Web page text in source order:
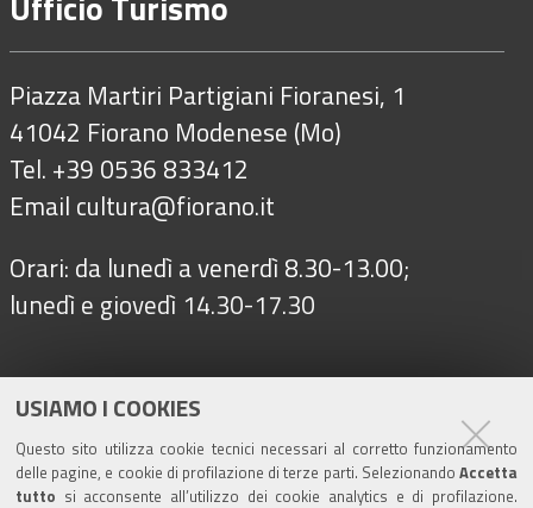
USIAMO I COOKIES
Questo sito utilizza cookie tecnici necessari al corretto funzionamento
delle pagine, e cookie di profilazione di terze parti. Selezionando Accetta
tutto si acconsente all’utilizzo dei cookie analytics e di profilazione.
Piazza Martiri Partigiani Fioranesi, 1
41042 Fiorano Modenese (Mo)
Tel. +39 0536 833412
Email cultura@fiorano.it
Orari: da lunedì a venerdì 8.30-13.00;
lunedì e giovedì 14.30-17.30
Seguici su
Turismo